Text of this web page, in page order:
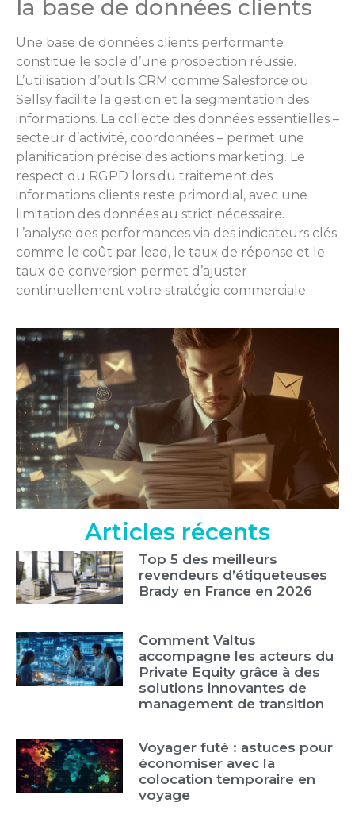
la base de données clients
Une base de données clients performante
constitue le socle d’une prospection réussie.
L’utilisation d’outils CRM comme Salesforce ou
Sellsy facilite la gestion et la segmentation des
informations. La collecte des données essentielles –
secteur d’activité, coordonnées – permet une
planification précise des actions marketing. Le
respect du RGPD lors du traitement des
informations clients reste primordial, avec une
limitation des données au strict nécessaire.
L’analyse des performances via des indicateurs clés
comme le coût par lead, le taux de réponse et le
taux de conversion permet d’ajuster
continuellement votre stratégie commerciale.
Articles récents
Top 5 des meilleurs
revendeurs d’étiqueteuses
Brady en France en 2026
Comment Valtus
accompagne les acteurs du
Private Equity grâce à des
solutions innovantes de
management de transition
Voyager futé : astuces pour
économiser avec la
colocation temporaire en
voyage